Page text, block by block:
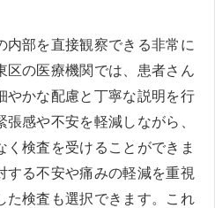
内部を直接観察できる非常に
区の医療機関では、患者さん
やかな配慮と丁寧な説明を行
感や不安を軽減しながら、
検査を受けることができま
する不安や痛みの軽減を重視
た検査も選択できます。これ